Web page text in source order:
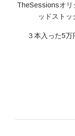
TheSessionsオリ
ッドストッ
３本入った5